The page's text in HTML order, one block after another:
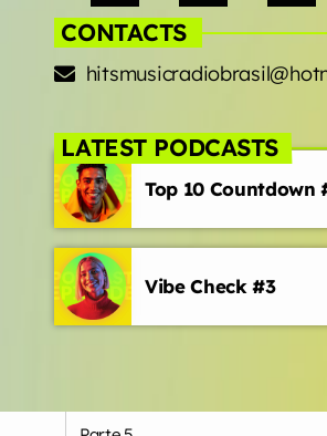
CONTACTS
LATEST PODCASTS
Top 10 Countdown
Vibe Check #3